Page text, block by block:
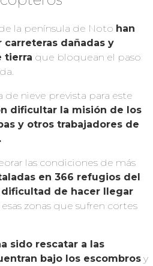
la península de Noto han
dañadas y
tierra que bloquean el paso
de nieve prevista para este
dificultar la misión de los
y otros trabajadores de
las condiciones de más
en 366 refugios del
de hacer llegar
esas zonas que sufren cortes
sido rescatar a las
bajo los escombros y